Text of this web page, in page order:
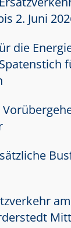
2. Juni
die